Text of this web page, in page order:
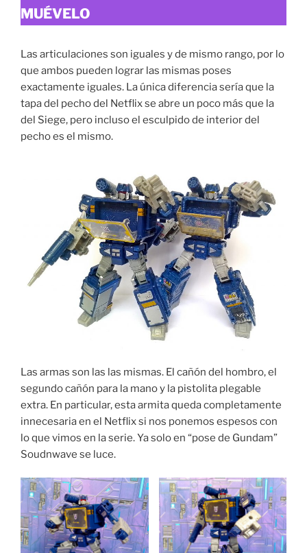
MUÉVELO
Las articulaciones son iguales y de mismo rango, por lo
que ambos pueden lograr las mismas poses
exactamente iguales. La única diferencia sería que la
tapa del pecho del Netflix se abre un poco más que la
del Siege, pero incluso el esculpido de interior del
pecho es el mismo.
Las armas son las las mismas. El cañón del hombro, el
segundo cañón para la mano y la pistolita plegable
extra. En particular, esta armita queda completamente
innecesaria en el Netflix si nos ponemos espesos con
lo que vimos en la serie. Ya solo en “pose de Gundam”
Soudnwave se luce.